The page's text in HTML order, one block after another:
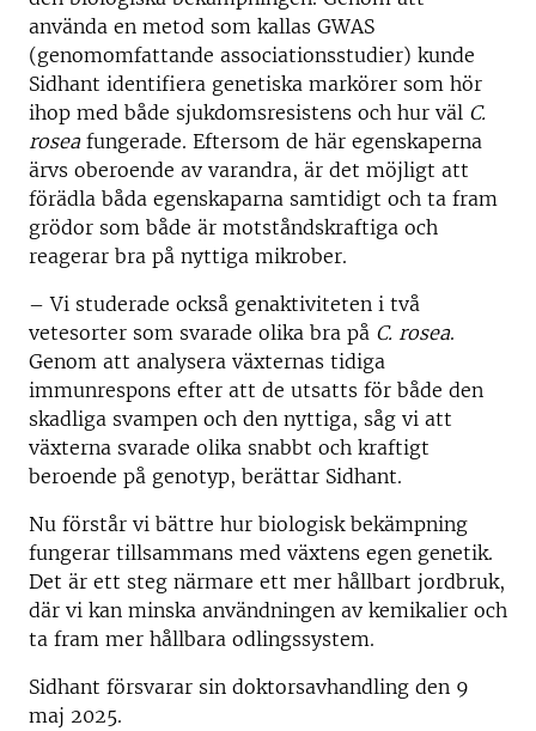
använda en metod som kallas GWAS
(genomomfattande associationsstudier) kunde
Sidhant identifiera genetiska markörer som hör
ihop med både sjukdomsresistens och hur väl C.
roseafungerade. Eftersom de här egenskaperna
ärvs oberoende av varandra, är det möjligt att
förädla båda egenskaparna samtidigt och ta fram
grödor som både är motståndskraftiga och
reagerar bra på nyttiga mikrober.
– Vi studerade också genaktiviteten i två
vetesorter som svarade olika bra på C. rosea.
Genom att analysera växternas tidiga
immunrespons efter att de utsatts för både den
skadliga svampen och den nyttiga, såg vi att
växterna svarade olika snabbt och kraftigt
beroende på genotyp, berättar Sidhant.
Nu förstår vi bättre hur biologisk bekämpning
fungerar tillsammans med växtens egen genetik.
Det är ett steg närmare ett mer hållbart jordbruk,
där vi kan minska användningen av kemikalier och
ta fram mer hållbara odlingssystem.
Sidhant försvarar sin doktorsavhandling den 9
maj 2025.